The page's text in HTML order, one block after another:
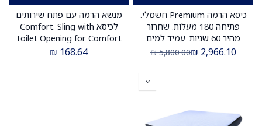
כיסא הרמה Premium חשמלי.
פתיחה 180 מעלות. שחרור
מהיר 60 שניות. עמיד למים
IP64. עד 150 קג. מגש אוכל. 2,966.10
₪
5,800.00
₪
מנשא הרמה עם פתח שירותים
לכיסא Comfort. Sling with
Toilet Opening for Comfort
168.64
₪